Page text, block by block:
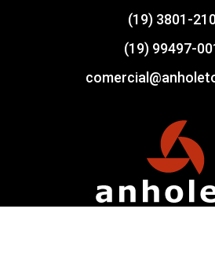
(19) 3801-
(19) 99497-